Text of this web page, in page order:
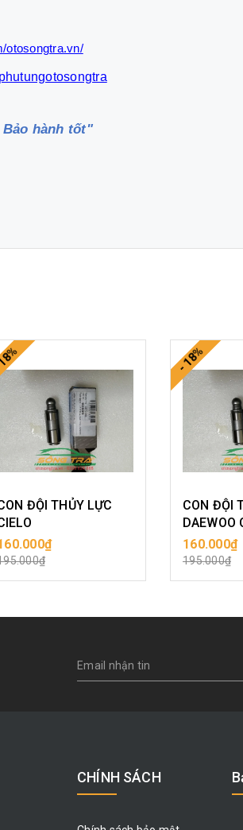
otosongtra.vn/
hành tốt"
ĐỘI THỦY LỰC
MUA HÀNG
- 18%
CON ĐỘI
DAEWOO
160.000₫
195.000₫
CHÍNH SÁCH